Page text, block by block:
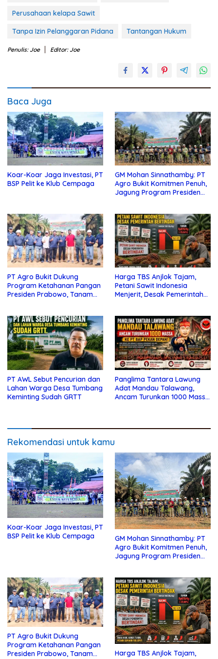
Perusahaan kelapa Sawit
Tanpa Izin Pelanggaran Pidana Tantangan Hukum
Penulis: Joe Editor: Joe
Baca Juga
Koar-Koar Jaga Investasi, PT
BSP Pelit ke Klub Cempaga
GM Mohan Sinnathamby: PT
Agro Bukit Komitmen Penuh,
Jagung Program Presiden
PT Agro Bukit Dukung
Program Ketahanan Pangan
Presiden Prabowo, Tanam
Harga TBS Anjlok Tajam,
Petani Sawit Indonesia
Menjerit, Desak Pemerintah
PT AWL Sebut Pencurian dan
Lahan Warga Desa Tumbang
Keminting Sudah GRTT
Panglima Tantara Lawung
Adat Mandau Talawang,
Ancam Turunkan 1000 Massa
Rekomendasi untuk kamu
Koar-Koar Jaga Investasi, PT
BSP Pelit ke Klub Cempaga
GM Mohan Sinnathamby: PT
Agro Bukit Komitmen Penuh,
Jagung Program Presiden
PT Agro Bukit Dukung
Program Ketahanan Pangan
Presiden Prabowo, Tanam
Harga TBS Anjlok Tajam,